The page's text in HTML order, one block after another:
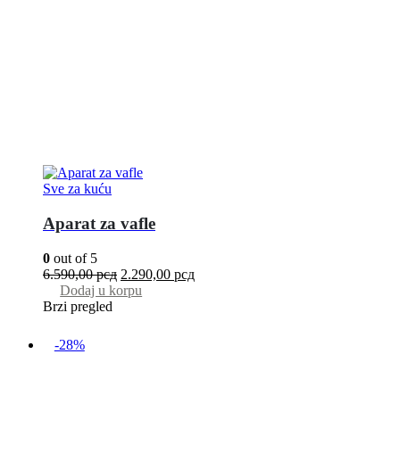
Sve za kuću
Aparat za vafle
0 out of 5
6.590,00рсд 2.290,00 рсд
Dodaj u korpu
Brzi pregled
-28%